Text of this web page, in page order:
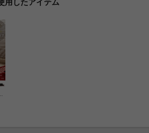
用したアイテム
2人掛けソファ